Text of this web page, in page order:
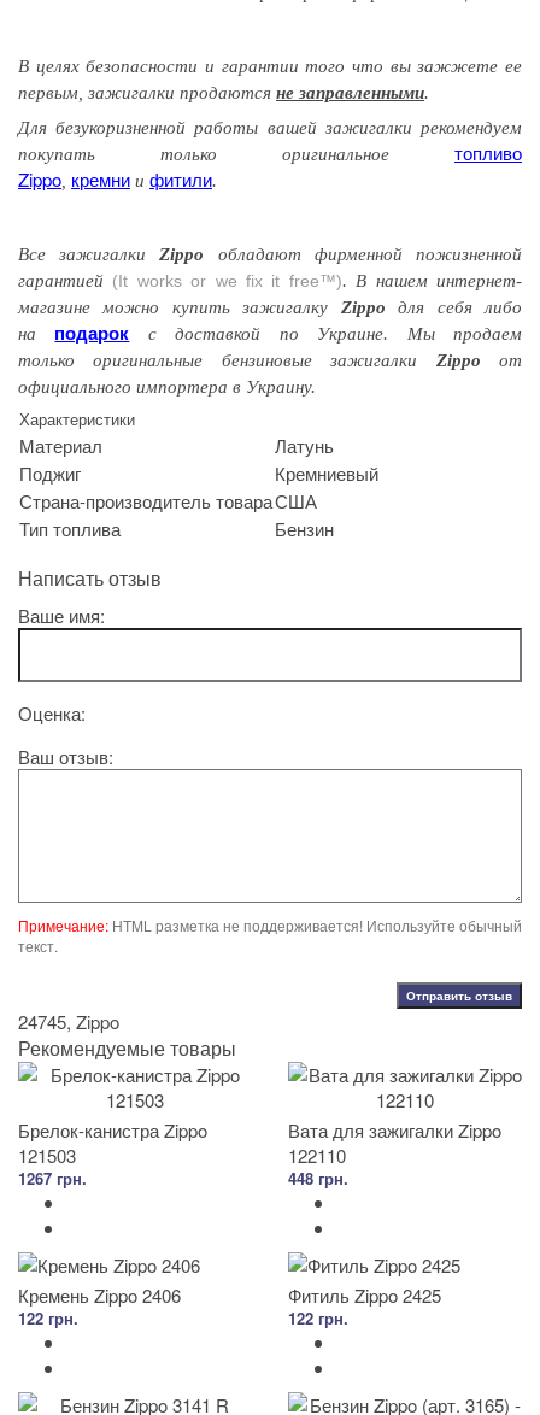
В целях безопасности и гарантии того что вызажжете ее
первым , зажигалки продаются не заправленными.
Для безукоризненной работы вашей зажигалки рекомендуем
покупать только оригинальное топливо
Zippo кремни и фитили.
Все зажигалкиZippo обладают фирменнойпожизненной
гарантией (It works or we fix it free™). В нашем интернет-
магазине можно купить зажигалку Zippo для себя либо
на подарок с доставкой по Украине. Мы продаем
только оригинальные бензиновые зажигалки Zippo от
официального импортера в Украину.
Характеристики
Материал
Латунь
Поджиг
Кремниевый
Страна-производитель товараСША
Тип топлива
Бензин
Написать отзыв
Ваше имя:
Оценка:
Ваш отзыв:
Примечание: HTML разметка не поддерживается! Используйте обычный
текст.
Отправить отзыв
24745, Zippo
Рекомендуемые товары
Брелок-канистра Zippo
121503
1267 грн.
Вата для зажигалки Zippo
122110
448 грн.
Кремень Zippo 2406
122 грн.
Фитиль Zippo 2425
122 грн.